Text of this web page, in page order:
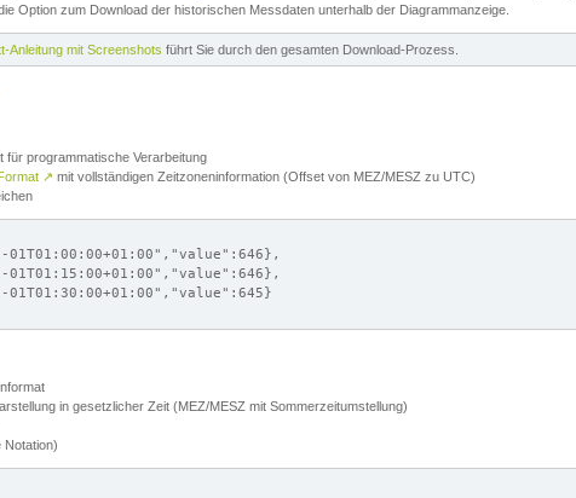
Option zum Download der historischen Messdaten unterhalb der Diagrammanzeige.
Anleitung mit Screenshots führt Sie durch den gesamten Download-Prozess.
für programmatische Verarbeitung
↗ mit vollständigen Zeitzoneninformation (Offset von MEZ/MESZ zu UTC)
01T01:00:00+01:00","value":646},
01T01:15:00+01:00","value":646},
01T01:30:00+01:00","value":645}
in gesetzlicher Zeit (MEZ/MESZ mit Sommerzeitumstellung)
Notation)